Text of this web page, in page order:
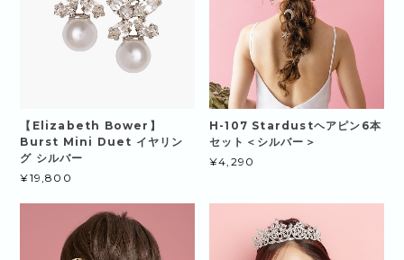
【Elizabeth Bower】
Burst Mini Duet イヤリン
グ シルバー
¥19,800
H-107 Stardustヘアピン6本
セット＜シルバー＞
¥4,290